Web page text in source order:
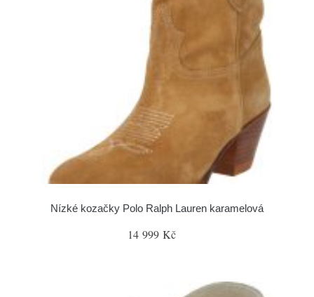
Nízké kozačky Polo Ralph Lauren karamelová
14 999 Kč